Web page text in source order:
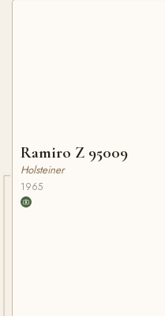
Ramiro Z 95009
Holsteiner
1965